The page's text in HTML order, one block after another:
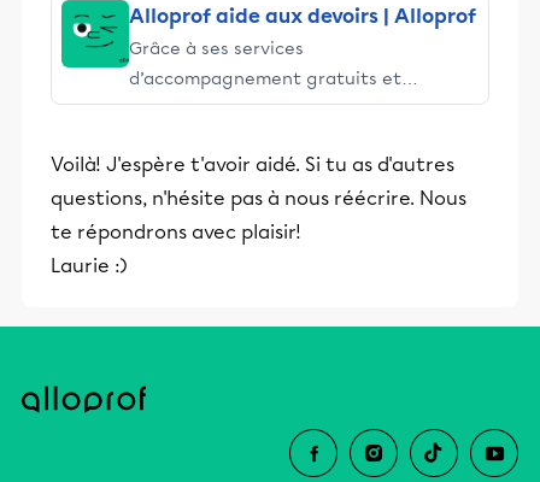
Alloprof aide aux devoirs | Alloprof
Grâce à ses services
d’accompagnement gratuits et
stimulants, Alloprof engage les élèves
éducative.
Voilà! J'espère t'avoir aidé. Si tu as d'autres
questions, n'hésite pas à nous réécrire. Nous
te répondrons avec plaisir!
Laurie :)